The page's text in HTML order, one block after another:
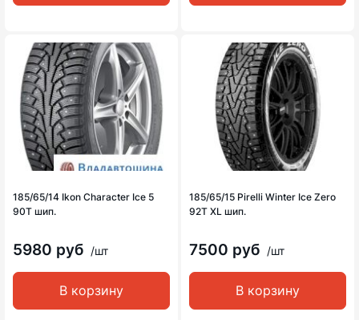
185/65/14 Ikon Character Ice 5
90T шип.
5980 руб /шт
В корзину
185/65/15 Pirelli Winter Ice Zero
92T XL шип.
7500 руб /шт
В корзину